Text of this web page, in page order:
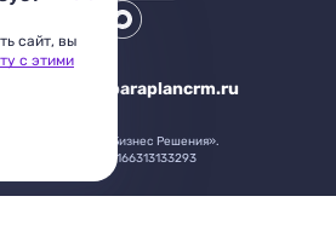
72 sales@paraplancrm.ru
Haulmont.
ООО «Холмонт Бизнес Решения».
632101001, ОГРН 1166313133293
сайт, вы
с этими